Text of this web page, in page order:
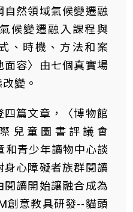
然領域氣候變遷融
候變遷融入課程與
、時機、方法和案
容〉由七個真實場
變。
四篇文章，〈博物館
兒童圖書評議會
和青少年讀物中心談
心障礙者族群閱讀
讀開始讓融合成為
創意教具研發--貓頭